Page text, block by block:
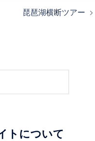
琵琶湖横断ツアー
トについて